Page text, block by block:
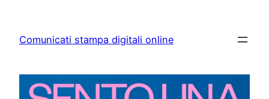
content
Comunicati stampa digitali online